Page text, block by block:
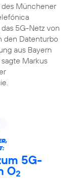
Münchener
5G-Netz von
den Datenturbo
aus Bayern
Markus
5G-
O2